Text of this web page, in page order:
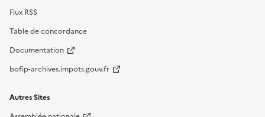
Flux RSS
Table de concordance
Documentation
bofip-archives.impots.gouv.fr
Autres Sites